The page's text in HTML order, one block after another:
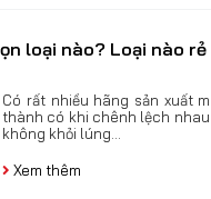
loại nào? Loại nào
Có rất nhiều hãng sản xuất
thành có khi chênh lệch
không khỏi lúng...
Xem thêm